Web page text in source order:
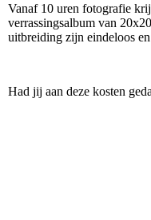
Vanaf 10 uren fotografie
verrassingsalbum van
uitbreiding zijn eindeloos
Had jij aan deze kosten